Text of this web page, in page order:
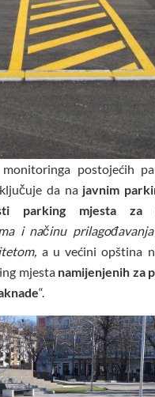
postojećih
da na javnim
parking mjesta
i načinu
a u većini opština
mjesta namijenjenih za
“.